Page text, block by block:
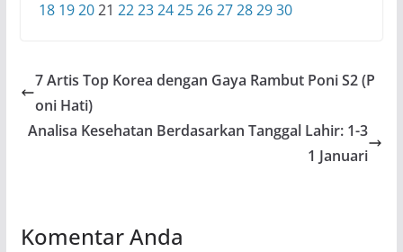
18 192021 222324252627282930
7 Artis Top Korea dengan Gaya Rambut Poni S2 (P
oni Hati)
Analisa Kesehatan Berdasarkan Tanggal Lahir: 1-3
1 Januari
Komentar Anda